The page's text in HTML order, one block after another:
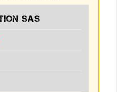
SAS